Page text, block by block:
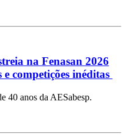
na Fenasan 2026
competições inéditas
40 anos da AESabesp.